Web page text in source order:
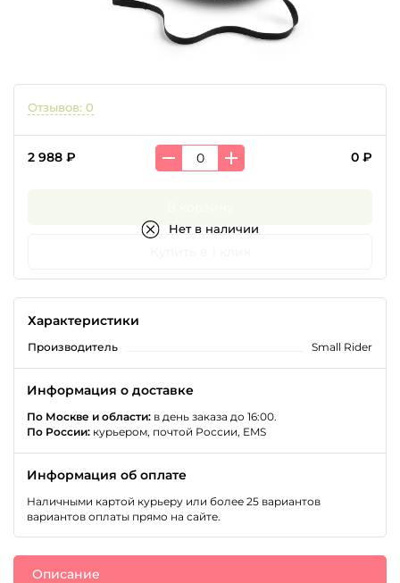
Отзывов: 0
2 988 ₽ 0 ₽
Нет в наличии
Характеристики
Производитель Small Rider
Информация о доставке
По Москве и области: в день заказа до 16:00.
По России: курьером, почтой России, EMS
Информация об оплате
Наличными картой курьеру или более 25 вариантов
вариантов оплаты прямо на сайте.
Описание